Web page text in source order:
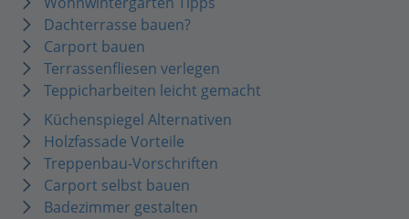
Dachterrasse bauen?
Carport bauen
Terrassenfliesen verlegen
Teppicharbeiten leicht gemacht
Küchenspiegel Alternativen
Holzfassade Vorteile
Treppenbau-Vorschriften
Carport selbst bauen
Badezimmer gestalten